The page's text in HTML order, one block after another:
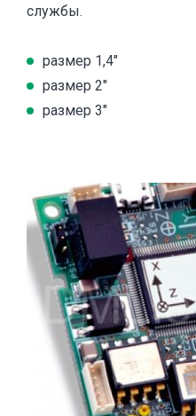
службы.
размер 1,4"
размер 2"
размер 3"